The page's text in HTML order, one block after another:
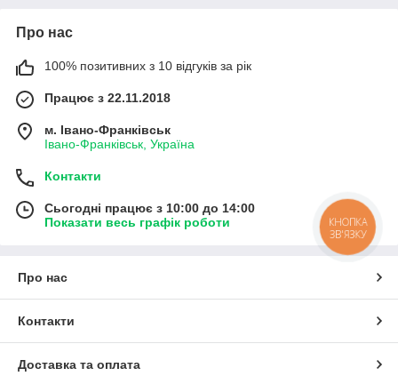
Про нас
100% позитивних з 10 відгуків за рік
Працює з 22.11.2018
м. Івано-Франківськ
Івано-Франківськ, Україна
Контакти
Сьогодні працює з 10:00 до 14:00
Показати весь графік роботи
Про нас
Контакти
Доставка та оплата
КНОПКА
ЗВ'ЯЗКУ